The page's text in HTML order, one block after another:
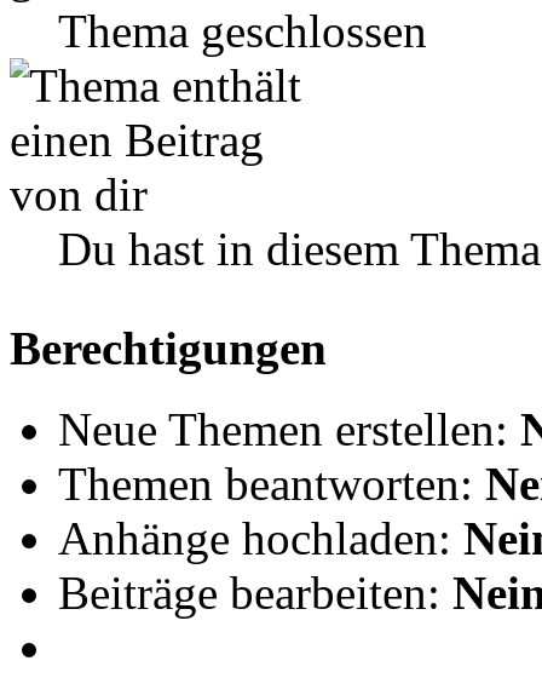
Thema geschlossen
Du hast in diesem
Berechtigungen
Neue Themen erstellen:
Themen beantworten:
Anhänge hochladen:
Beiträge bearbeiten: